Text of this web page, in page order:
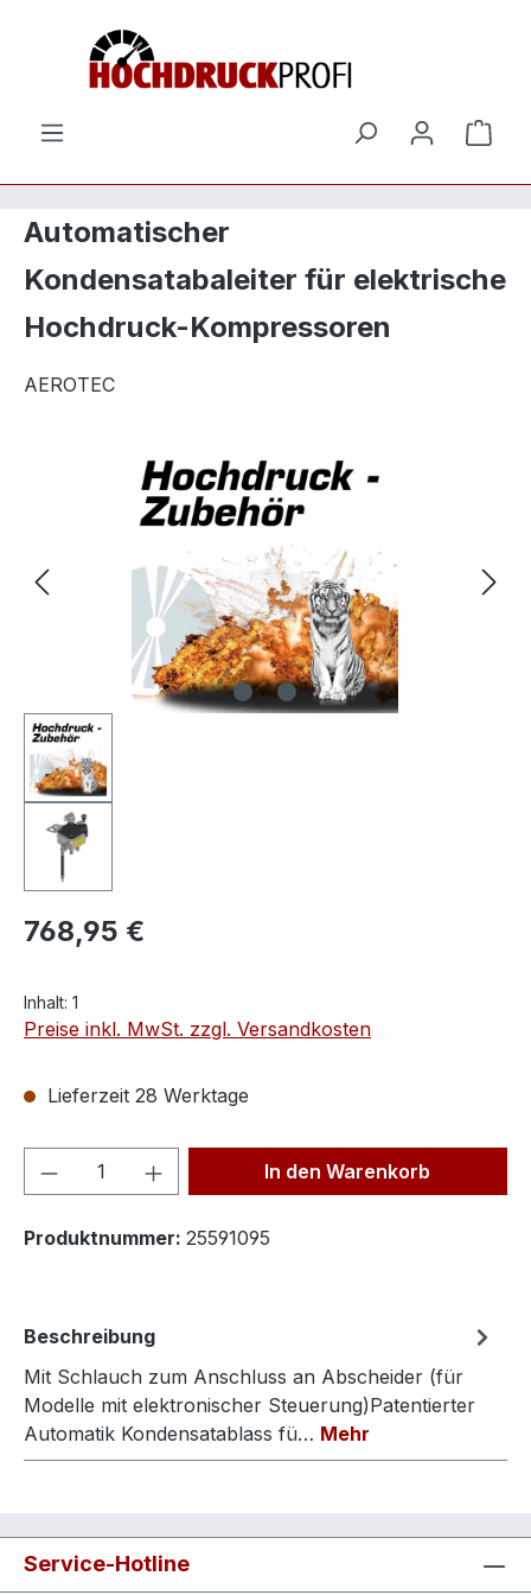
Zum Hauptinhalt springen
Automatischer
Kondensatabaleiter für elektrische
Hochdruck-Kompressoren
AEROTEC
Bildergalerie überspringen
768,95 €
Inhalt: 1
Preise inkl. MwSt. zzgl. Versandkosten
Lieferzeit 28 Werktage
Produkt Anzahl: Gib denIn den Warenkorb
Produktnummer: 25591095
Beschreibung
Mit Schlauch zum Anschluss an Abscheider (für
Modelle mit elektronischer Steuerung)Patentierter
Automatik Kondensatablass fü… Mehr
Service-Hotline